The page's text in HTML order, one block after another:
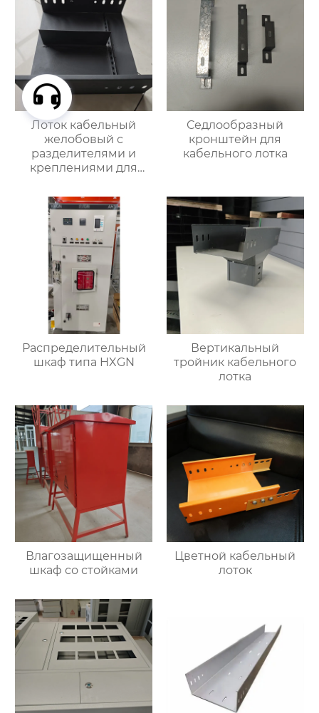
Лоток кабельный
желобовый с
разделителями и
креплениями для
Седлообразный
кронштейн для
кабельного лотка
Распределительный
шкаф типа HXGN
Вертикальный
тройник кабельного
лотка
Влагозащищенный
шкаф со стойками
Цветной кабельный
лоток